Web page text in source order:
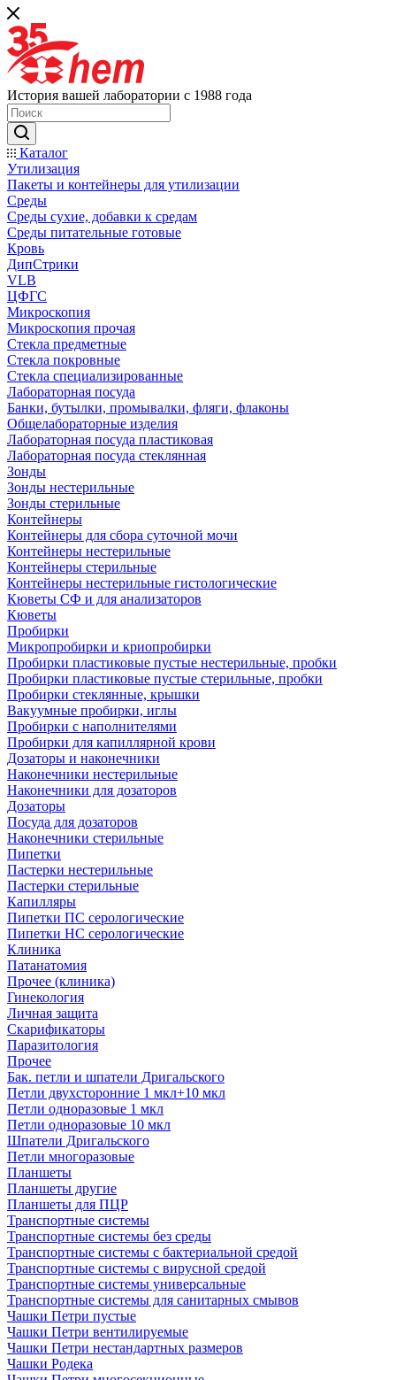
История вашей лаборатории с 1988 года
Каталог
Утилизация
Пакеты и контейнеры для утилизации
Среды
Среды сухие, добавки к средам
Среды питательные готовые
Кровь
ДипСтрики
VLB
ЦФГС
Микроскопия
Микроскопия прочая
Стекла предметные
Стекла покровные
Стекла специализированные
Лабораторная посуда
Банки, бутылки, промывалки, фляги, флаконы
Общелабораторные изделия
Лабораторная посуда пластиковая
Лабораторная посуда стеклянная
Зонды
Зонды нестерильные
Зонды стерильные
Контейнеры
Контейнеры для сбора суточной мочи
Контейнеры нестерильные
Контейнеры стерильные
Контейнеры нестерильные гистологические
Кюветы СФ и для анализаторов
Кюветы
Пробирки
Микропробирки и криопробирки
Пробирки пластиковые пустые нестерильные, пробки
Пробирки пластиковые пустые стерильные, пробки
Пробирки стеклянные, крышки
Вакуумные пробирки, иглы
Пробирки с наполнителями
Пробирки для капиллярной крови
Дозаторы и наконечники
Наконечники нестерильные
Наконечники для дозаторов
Дозаторы
Посуда для дозаторов
Наконечники стерильные
Пипетки
Пастерки нестерильные
Пастерки стерильные
Капилляры
Пипетки ПС серологические
Пипетки НС серологические
Клиника
Патанатомия
Прочее (клиника)
Гинекология
Личная защита
Скарификаторы
Паразитология
Прочее
Бак. петли и шпатели Дригальского
Петли двухсторонние 1 мкл+10 мкл
Петли одноразовые 1 мкл
Петли одноразовые 10 мкл
Шпатели Дригальского
Петли многоразовые
Планшеты
Планшеты другие
Планшеты для ПЦР
Транспортные системы
Транспортные системы без среды
Транспортные системы с бактериальной средой
Транспортные системы с вирусной средой
Транспортные системы универсальные
Транспортные системы для санитарных смывов
Чашки Петри пустые
Чашки Петри вентилируемые
Чашки Петри нестандартных размеров
Чашки Родека